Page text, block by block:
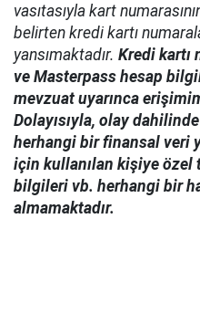
vasıtasıyla kart
belirten kredi kartı
yansımaktadır. Kredi kartı
ve Masterpass hesap
mevzuat uyarınca
Dolayısıyla, olay
herhangi bir finansal veri
için kullanılan kişiye özel
bilgileri vb. herhangi bir
almamaktadır.